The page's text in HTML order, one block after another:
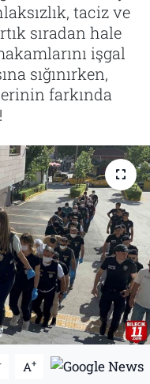
taciz ve
sıradan hale
işgal
sığınırken,
farkında
A+